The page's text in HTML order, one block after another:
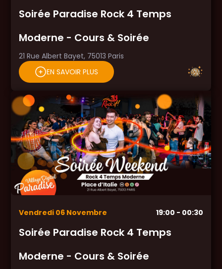
Soirée Paradise Rock 4 Temps
Moderne - Cours & Soirée
21 Rue Albert Bayet, 75013 Paris
EN SAVOIR PLUS
Vendredi 06 Novembre 19:00 - 00:30
Soirée Paradise Rock 4 Temps
Moderne - Cours & Soirée